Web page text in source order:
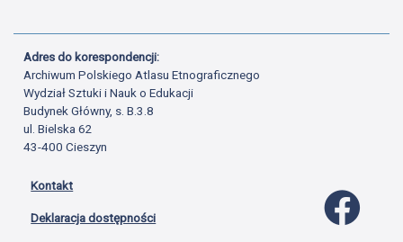
Adres do korespondencji:
Archiwum Polskiego Atlasu Etnograficznego
Wydział Sztuki i Nauk o Edukacji
Budynek Główny, s. B.3.8
ul. Bielska 62
43-400 Cieszyn
Kontakt
Deklaracja dostępności